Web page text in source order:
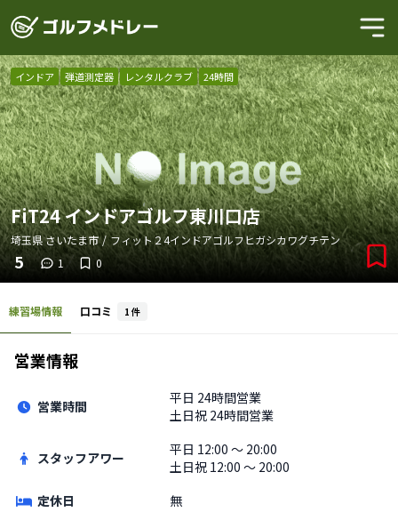
インドア 弾道測定器 レンタルクラブ 24時間
FiT24 インドアゴルフ東川口店
埼玉県さいたま市 / フィット２4インドアゴルフヒガシカワグチテン
5 1 0
練習場情報 口コミ 1 件
営業情報
営業時間 平日 24時間営業
土日祝 24時間営業
スタッフアワー 平日 12:00 〜 20:00
土日祝 12:00 〜 20:00
定休日
無